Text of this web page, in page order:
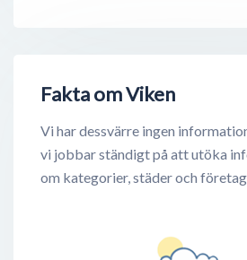
Fakta om Viken
Vi har dessvärre ingen
vi jobbar ständigt på att utöka
om kategorier, städer och